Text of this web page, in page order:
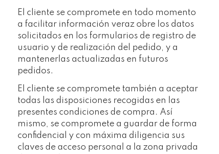
El cliente se compromete en todo momento
a facilitar información veraz obre los datos
solicitados en los formularios de registro de
usuario y de realización del pedido, y a
mantenerlas actualizadas en futuros
pedidos.
El cliente se compromete también a aceptar
todas las disposiciones recogidas en las
presentes condiciones de compra. Así
mismo, se compromete a guardar de forma
confidencial y con máxima diligencia sus
claves de acceso personal a la zona privada